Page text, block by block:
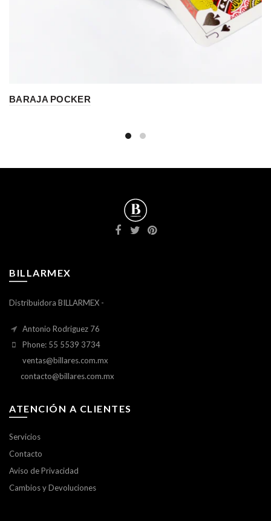
BARAJA POCKER
BILLARMEX
Distribuidora BILLARMEX -
Antonio Rodriguez 76
Phone: 55 5539 3734
ventas@billares.com.mx
contacto@billares.com.mx
ATENCIÓN A CLIENTES
Servicios
Contacto
Aviso de Privacidad
Cambios y Devoluciones